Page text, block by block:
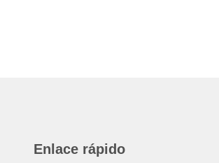
Enlace rápido